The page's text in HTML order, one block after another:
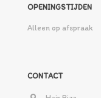
OPENINGSTIJDEN
Alleen op afspraak
CONTACT